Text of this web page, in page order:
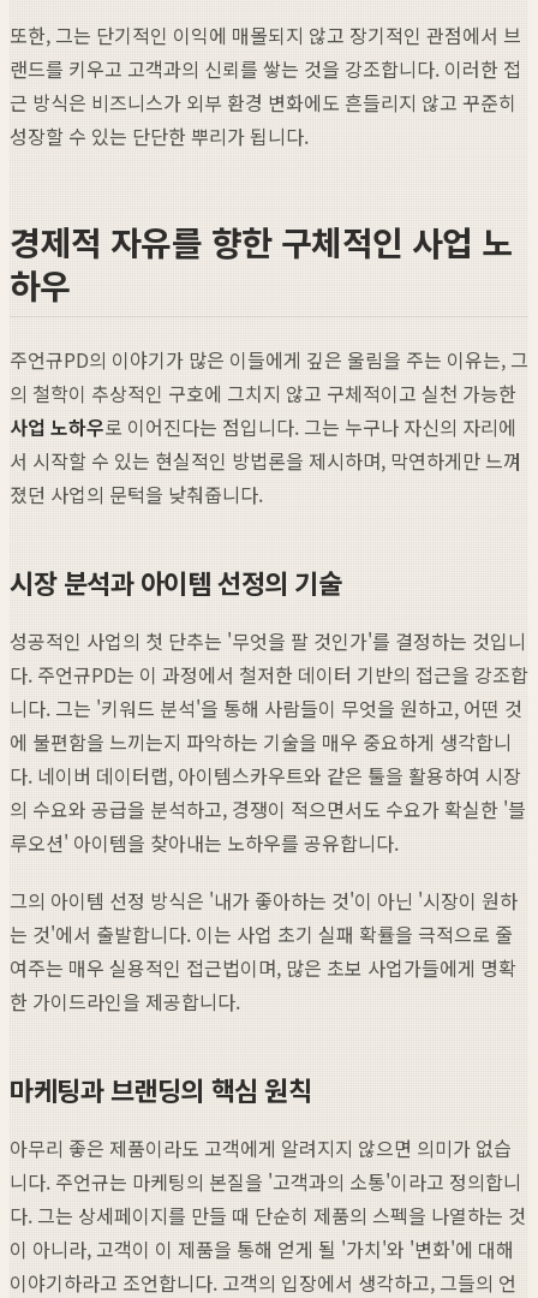
또한, 그는 단기적인 이익에 매몰되지 않고 장기적인 관점에서 브
랜드를 키우고 고객과의 신뢰를 쌓는 것을 강조합니다. 이러한 접
근 방식은 비즈니스가 외부 환경 변화에도 흔들리지 않고 꾸준히
성장할 수 있는 단단한 뿌리가 됩니다.
경제적 자유를 향한 구체적인 사업 노
하우
주언규PD의 이야기가 많은 이들에게 깊은 울림을 주는 이유는, 그
의 철학이 추상적인 구호에 그치지 않고 구체적이고 실천 가능한
사업 노하우로 이어진다는 점입니다. 그는 누구나 자신의 자리에
서 시작할 수 있는 현실적인 방법론을 제시하며, 막연하게만 느껴
졌던 사업의 문턱을 낮춰줍니다.
시장 분석과 아이템 선정의 기술
성공적인 사업의 첫 단추는 '무엇을 팔 것인가'를 결정하는 것입니
다. 주언규PD는 이 과정에서 철저한 데이터 기반의 접근을 강조합
니다. 그는 '키워드 분석'을 통해 사람들이 무엇을 원하고, 어떤 것
에 불편함을 느끼는지 파악하는 기술을 매우 중요하게 생각합니
다. 네이버 데이터랩, 아이템스카우트와 같은 툴을 활용하여 시장
의 수요와 공급을 분석하고, 경쟁이 적으면서도 수요가 확실한 '블
루오션' 아이템을 찾아내는 노하우를 공유합니다.
그의 아이템 선정 방식은 '내가 좋아하는 것'이 아닌 '시장이 원하
는 것'에서 출발합니다. 이는 사업 초기 실패 확률을 극적으로 줄
여주는 매우 실용적인 접근법이며, 많은 초보 사업가들에게 명확
한 가이드라인을 제공합니다.
마케팅과 브랜딩의 핵심 원칙
아무리 좋은 제품이라도 고객에게 알려지지 않으면 의미가 없습
니다. 주언규는 마케팅의 본질을 '고객과의 소통'이라고 정의합니
다. 그는 상세페이지를 만들 때 단순히 제품의 스펙을 나열하는 것
이 아니라, 고객이 이 제품을 통해 얻게 될 '가치'와 '변화'에 대해
이야기하라고 조언합니다. 고객의 입장에서 생각하고, 그들의 언